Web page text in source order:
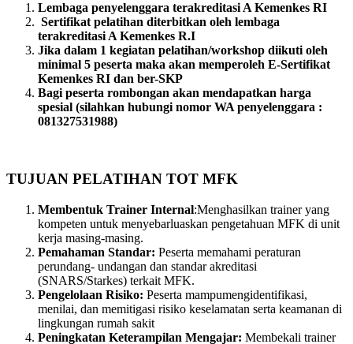
Lembaga penyelenggara terakreditasi A Kemenkes RI
Sertifikat pelatihan diterbitkan oleh lembaga
terakreditasi A Kemenkes R.I
Jika dalam 1 kegiatan pelatihan/workshop diikuti oleh
minimal 5 peserta maka akan memperoleh E-Sertifikat
Kemenkes RI dan ber-SKP
Bagi peserta rombongan akan mendapatkan harga
spesial (silahkan hubungi nomor WA penyelenggara :
081327531988)
TUJUAN PELATIHAN TOT MFK
Membentuk Trainer Internal:Menghasilkan trainer yang
kompeten untuk menyebarluaskan pengetahuan MFK di unit
kerja masing-masing.
Pemahaman Standar: Peserta memahami peraturan
perundang- undangan dan standar akreditasi
(SNARS/Starkes) terkait MFK.
Pengelolaan Risiko: Peserta mampumengidentifikasi,
menilai, dan memitigasi risiko keselamatan serta keamanan di
lingkungan rumah sakit
Peningkatan Keterampilan Mengajar: Membekali trainer